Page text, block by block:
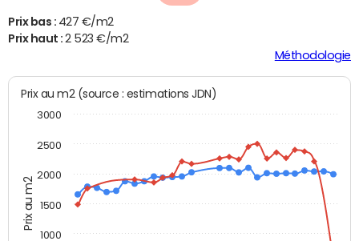
Prix bas : 427 €/m2
Prix haut :2 523 €/m2
Méthodologie
Prix au m2
Prix au m2 (source : estimations JDN)
1000
1500
2000
2500
3000